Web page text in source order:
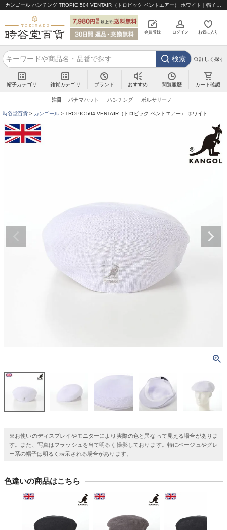
会員登録 ログイン お気に入り
検索 詳しく探す
帽子カテゴリ 雑貨カテゴリ ブランド おすすめ 閲覧履歴 カート確認
注目 パナマハット ハンチング ボルサリーノ
時谷堂百貨 カンゴール TROPIC 504 VENTAIR（トロピック ベントエアー） ホワイト
※お使いのディスプレイやモニターにより実際の色と異なって見える場合がありま
す。また、写真はフラッシュを当て明るく撮影しております。特にベージュやグレ
ー系の帽子は明るく表示される場合があります。
色違いの商品はこちら